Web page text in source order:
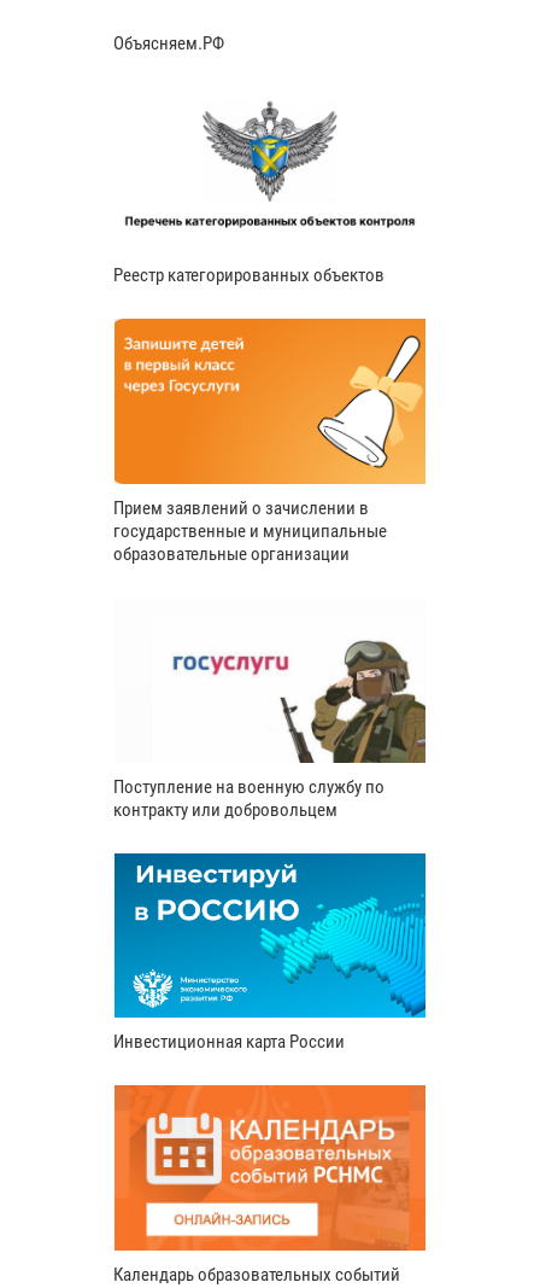
Объясняем.РФ
Реестр категорированных объектов
Прием заявлений о зачислении в
государственные и муниципальные
образовательные организации
Поступление на военную службу по
контракту или добровольцем
Инвестиционная карта России
Календарь образовательных событий